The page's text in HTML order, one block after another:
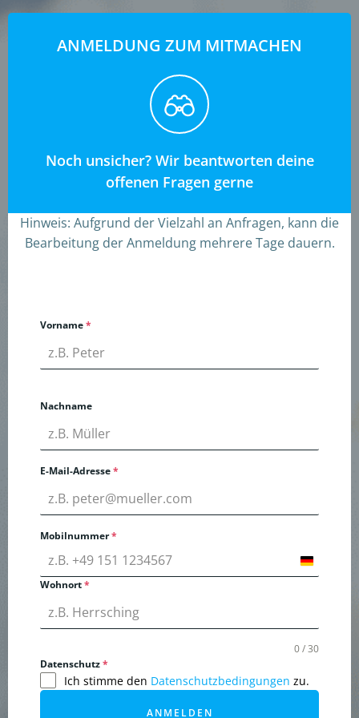
ANMELDUNG ZUM MITMACHEN
Noch unsicher? Wir beantworten deine
offenen Fragen gerne
Hinweis: Aufgrund der Vielzahl an Anfragen, kann die
Bearbeitung der Anmeldung mehrere Tage dauern.
Vorname*
Nachname
E-Mail-Adresse*
Mobilnummer*
Germany
Wohnort*
0 / 30
Datenschutz*
Ich stimme den Datenschutzbedingungen zu.
ANMELDEN